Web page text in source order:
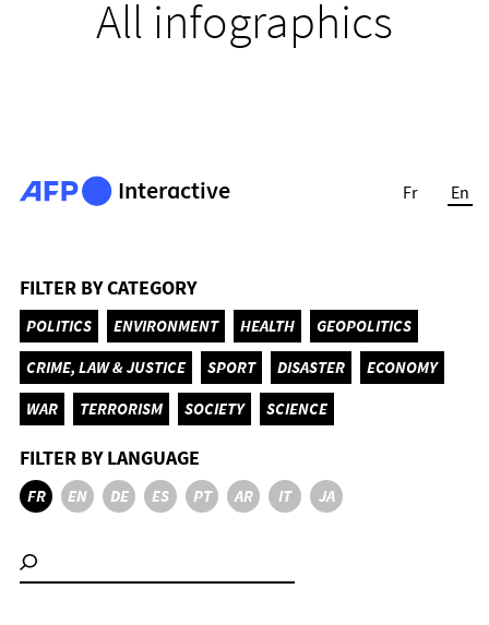
All infographics
Interactive Fr En
FILTER BY CATEGORY
POLITICS ENVIRONMENT HEALTH
GEOPOLITICS
CRIME, LAW & JUSTICE
SPORT DISASTER
ECONOMY
WAR
TERRORISM SOCIETY SCIENCE
FILTER BY LANGUAGE
FR EN DE ES PT AR IT JA